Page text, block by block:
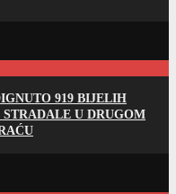
919 BIJELIH
U DRUGOM